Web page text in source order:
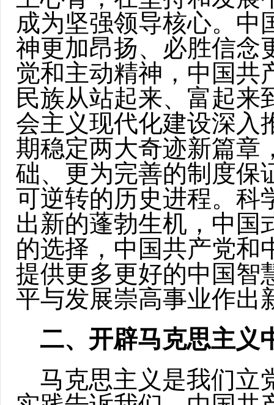
成为坚强领导核心。中
神更加昂扬、必胜信念
觉和主动精神，中国共
民族从站起来、富起来
会主义现代化建设深入
期稳定两大奇迹新篇章
础、更为完善的制度保
可逆转的历史进程。科
出新的蓬勃生机，中国
的选择，中国共产党和
提供更多更好的中国智
平与发展崇高事业作出
二、开辟马克思主义
马克思主义是我们立